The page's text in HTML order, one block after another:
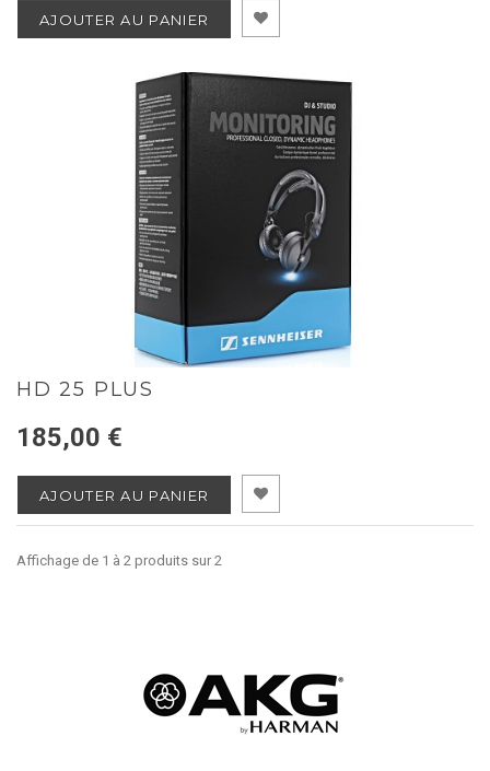
AJOUTER AU PANIER
HD 25 PLUS
185,00 €
AJOUTER AU PANIER
Affichage de 1 à 2 produits sur 2